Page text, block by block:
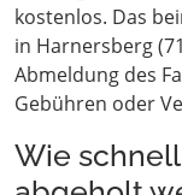
kostenlos. Das
in Harnersberg
Abmeldung des
Gebühren oder
Wie